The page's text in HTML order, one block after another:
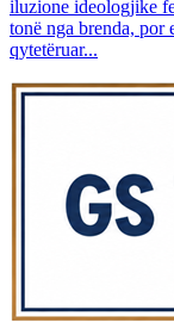
iluzione ideologjike
tonë nga brenda, por
qytetëruar...